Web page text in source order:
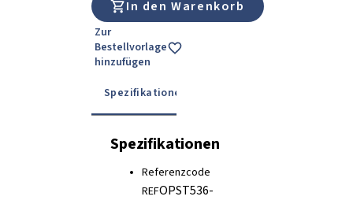
In den Warenkorb
Zur
Bestellvorlage
hinzufügen
Spezifikationen
Spezifikationen
Referenzcode
REFOPST536-